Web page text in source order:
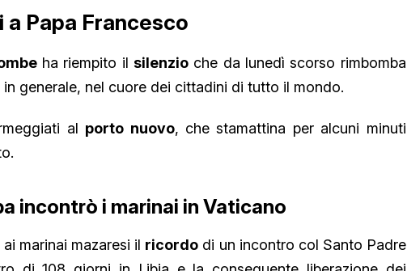
a Papa Francesco
ha riempito ilsilenzio che da lunedì scorso rimbomba
in generale, nel cuore dei cittadini di tutto il mondo.
al porto nuovo, che stamattina per alcuni minuti
incontrò i marinai in Vaticano
marinai mazaresi il ricordo di un incontro col Santo Padre